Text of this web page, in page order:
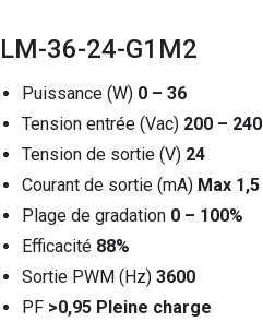
LM-36-24-G1M2
Puissance (W) 0 – 36
Tension entrée (Vac) 200 – 240
Tension de sortie (V) 24
Courant de sortie (mA) Max 1,5
Plage de gradation 0 – 100%
Efficacité 88%
Sortie PWM (Hz) 3600
PF >0,95 Pleine charge